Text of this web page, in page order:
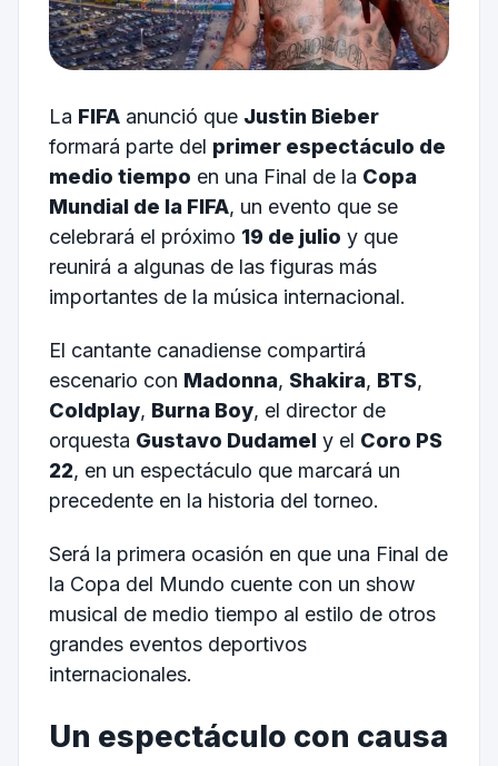
La FIFAanunció que Justin Bieber
formará parte del primer espectáculo de
medio tiempo en una Final de la Copa
Mundial de la FIFA, un evento que se
celebrará el próximo 19 de julio y que
reunirá a algunas de las figuras más
importantes de la música internacional.
El cantante canadiense compartirá
escenario con Madonna, Shakira, BTS,
Coldplay, Burna Boy, el director de
orquesta Gustavo Dudamely el Coro PS
22, en un espectáculo que marcará un
precedente en la historia del torneo.
Será la primera ocasión en que una Final de
la Copa del Mundo cuente con un show
musical de medio tiempo al estilo de otros
grandes eventos deportivos
internacionales.
Un espectáculo con causa